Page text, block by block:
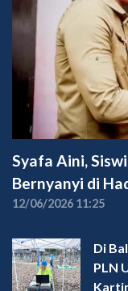
Syafa Aini,
Bernyanyi di
12/06/2026 11:25
Di
PLN